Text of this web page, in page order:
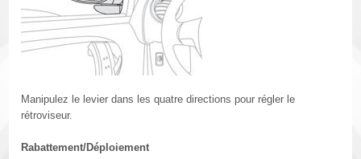
Manipulez le levier dans les quatre directions pour régler le
rétroviseur.
Rabattement/Déploiement